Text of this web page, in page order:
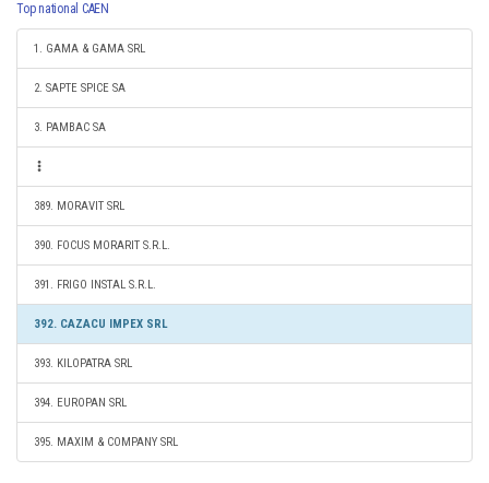
Top national CAEN
1. GAMA & GAMA SRL
2. SAPTE SPICE SA
3. PAMBAC SA
389. MORAVIT SRL
390. FOCUS MORARIT S.R.L.
391. FRIGO INSTAL S.R.L.
392. CAZACU IMPEX SRL
393. KILOPATRA SRL
394. EUROPAN SRL
395. MAXIM & COMPANY SRL